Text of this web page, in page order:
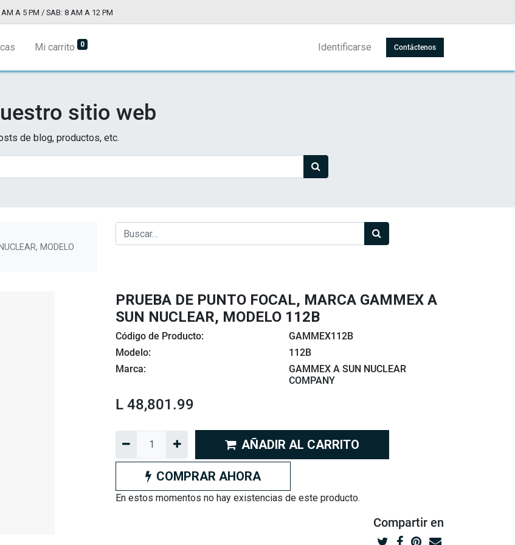
AM A 5 PM / SAB: 8 AM A 12 PM
Mi carrito 0 Identificarse Contáctenos
sitio web
de blog, productos, etc.
MODELO
PRUEBA DE PUNTO FOCAL, MARCA GAMMEX A
SUN NUCLEAR, MODELO 112B
Código de Producto:
GAMMEX112B
Modelo:
112B
Marca:
GAMMEX A SUN NUCLEAR
COMPANY
L 48,801.99
AÑADIR AL CARRITO
COMPRAR AHORA
En estos momentos no hay existencias de este producto.
Compartir en